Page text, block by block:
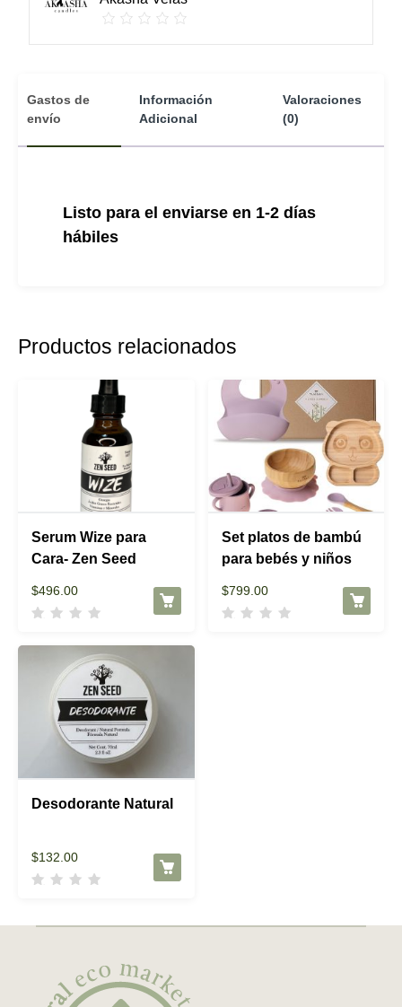
Gastos de
envío
Información
Adicional
Valoraciones
(0)
Listo para el enviarse en 1-2 días
hábiles
Productos relacionados
Serum Wize para
Cara- Zen Seed
$496.00
Set platos de bambú
para bebés y niños
$799.00
Desodorante Natural
$132.00